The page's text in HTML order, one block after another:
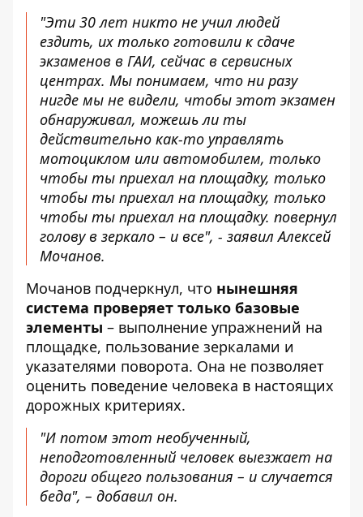
"Эти 30 лет никто не учил людей
ездить, их только готовили к сдаче
экзаменов в ГАИ, сейчас в сервисных
центрах. Мы понимаем, что ни разу
нигде мы не видели, чтобы этот экзамен
обнаруживал, можешь ли ты
действительно как-то управлять
мотоциклом или автомобилем, только
чтобы ты приехал на площадку, только
чтобы ты приехал на площадку, только
чтобы ты приехал на площадку. повернул
голову в зеркало – и все", - заявил Алексей
Мочанов.
Мочанов подчеркнул, что нынешняя
система проверяет только базовые
элементы – выполнение упражнений на
площадке, пользование зеркалами и
указателями поворота. Она не позволяет
оценить поведение человека в настоящих
дорожных критериях.
"И потом этот необученный,
неподготовленный человек выезжает на
дороги общего пользования – и случается
беда", – добавил он.